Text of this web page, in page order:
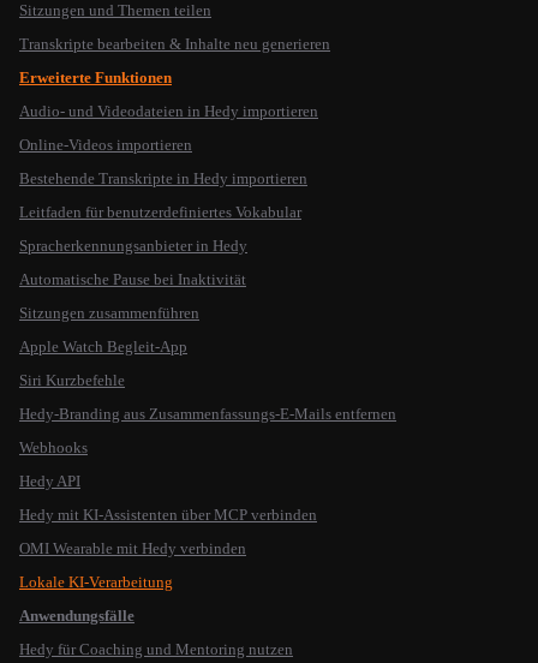
Sitzungen und Themen teilen
Transkripte bearbeiten & Inhalte neu generieren
Erweiterte Funktionen
Audio- und Videodateien in Hedy importieren
Online-Videos importieren
Bestehende Transkripte in Hedy importieren
Leitfaden für benutzerdefiniertes Vokabular
Spracherkennungsanbieter in Hedy
Automatische Pause bei Inaktivität
Sitzungen zusammenführen
Apple Watch Begleit-App
Siri Kurzbefehle
Hedy-Branding aus Zusammenfassungs-E-Mails entfernen
Webhooks
Hedy API
Hedy mit KI-Assistenten über MCP verbinden
OMI Wearable mit Hedy verbinden
Lokale KI-Verarbeitung
Anwendungsfälle
Hedy für Coaching und Mentoring nutzen